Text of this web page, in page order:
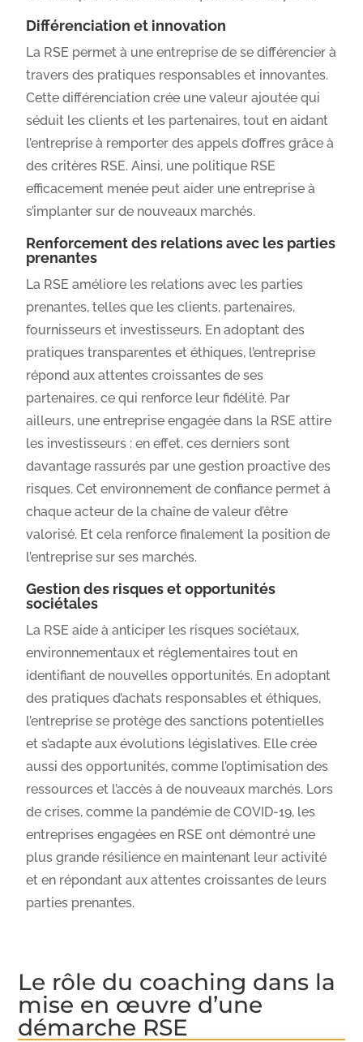
Différenciation et innovation
La RSE permet à une entreprise de se différencier à
travers des pratiques responsables et innovantes.
Cette différenciation crée une valeur ajoutée qui
séduit les clients et les partenaires, tout en aidant
l’entreprise à remporter des appels d’offres grâce à
des critères RSE. Ainsi, une politique RSE
efficacement menée peut aider une entreprise à
s’implanter sur de nouveaux marchés.
Renforcement des relations avec les parties
prenantes
La RSE améliore les relations avec les parties
prenantes, telles que les clients, partenaires,
fournisseurs et investisseurs. En adoptant des
pratiques transparentes et éthiques, l’entreprise
répond aux attentes croissantes de ses
partenaires, ce qui renforce leur fidélité. Par
ailleurs, une entreprise engagée dans la RSE attire
les investisseurs : en effet, ces derniers sont
davantage rassurés par une gestion proactive des
risques. Cet environnement de confiance permet à
chaque acteur de la chaîne de valeur d’être
valorisé. Et cela renforce finalement la position de
l’entreprise sur ses marchés.
Gestion des risques et opportunités
sociétales
La RSE aide à anticiper les risques sociétaux,
environnementaux et réglementaires tout en
identifiant de nouvelles opportunités. En adoptant
des pratiques d’achats responsables et éthiques,
l’entreprise se protège des sanctions potentielles
et s’adapte aux évolutions législatives. Elle crée
aussi des opportunités, comme l’optimisation des
ressources et l’accès à de nouveaux marchés. Lors
de crises, comme la pandémie de COVID-19, les
entreprises engagées en RSE ont démontré une
plus grande résilience en maintenant leur activité
et en répondant aux attentes croissantes de leurs
parties prenantes.
Le rôle du coaching dans la
mise en œuvre d’une
démarche RSE